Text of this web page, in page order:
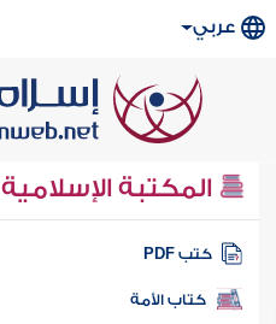
عربي
المكتبة الإسلامية
كتب PDF